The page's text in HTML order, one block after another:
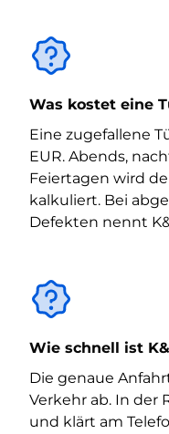
Was kostet eine
Eine zugefallene
EUR. Abends,
Feiertagen wird
kalkuliert. Bei
Defekten nennt
Wie schnell ist
Die genaue
Verkehr ab. In der
und klärt am